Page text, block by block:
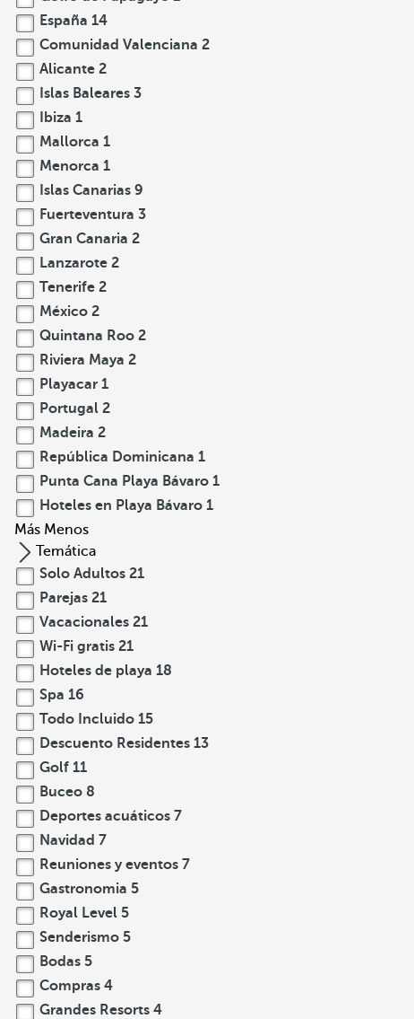
España 14
Comunidad Valenciana 2
Alicante 2
Islas Baleares 3
Ibiza 1
Mallorca 1
Menorca 1
Islas Canarias 9
Fuerteventura 3
Gran Canaria 2
Lanzarote 2
Tenerife 2
México 2
Quintana Roo 2
Riviera Maya 2
Playacar 1
Portugal 2
Madeira 2
República Dominicana 1
Punta Cana Playa Bávaro 1
Hoteles en Playa Bávaro 1
Más Menos
Temática
Solo Adultos 21
Parejas 21
Vacacionales 21
Wi-Fi gratis 21
Hoteles de playa 18
Spa 16
Todo Incluido 15
Descuento Residentes 13
Golf 11
Buceo 8
Deportes acuáticos 7
Navidad 7
Reuniones y eventos 7
Gastronomia 5
Royal Level 5
Senderismo 5
Bodas 5
Compras 4
Grandes Resorts 4